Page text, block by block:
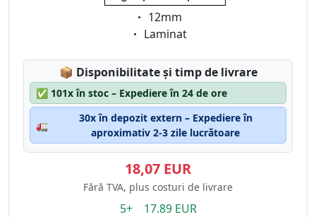
Eigenschaft:
12mm
Eigenschaft:
Laminat
📦 Lagerstatus:
Disponibilitate și timp de livrare
✅ 101x în stoc – Expediere în 24 de ore
🚛
30x în depozit extern – Expediere în
aproximativ 2-3 zile lucrătoare
18,07 EUR
Fără TVA, plus costuri de livrare
5+ 17.89 EUR